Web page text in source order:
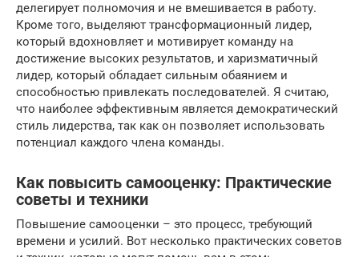
делегирует полномочия и не вмешивается в работу.
Кроме того, выделяют трансформационный лидер,
который вдохновляет и мотивирует команду на
достижение высоких результатов, и харизматичный
лидер, который обладает сильным обаянием и
способностью привлекать последователей. Я считаю,
что наиболее эффективным является демократический
стиль лидерства, так как он позволяет использовать
потенциал каждого члена команды.
Как повысить самооценку: Практические
советы и техники
Повышение самооценки – это процесс, требующий
времени и усилий. Вот несколько практических советов